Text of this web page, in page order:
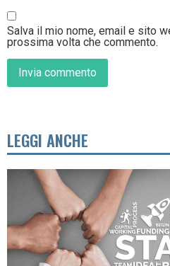
Salva il mio nome, email e sito
prossima volta che commento.
LEGGI ANCHE